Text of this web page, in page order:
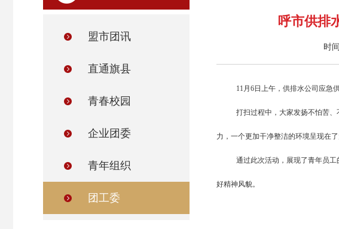
盟市团讯
直通旗县
青春校园
企业团委
青年组织
团工委
呼市供排
时
11月6日上午，供排水公司应急
打扫过程中，大家发扬不怕苦
力，一个更加干净整洁的环境呈现在了
通过此次活动，展现了青年员
好精神风貌。